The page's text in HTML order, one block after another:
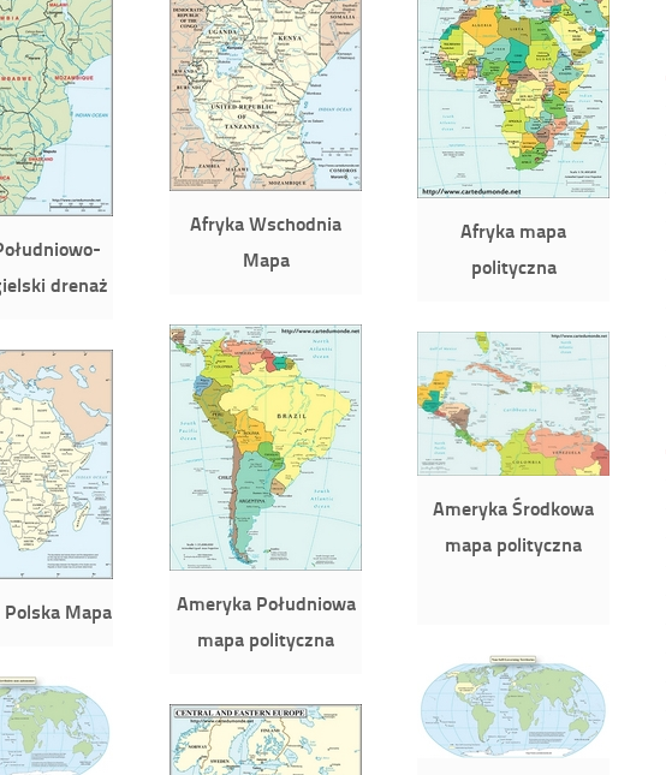
drenaż
Afryka Wschodnia
Mapa
Afryka mapa
polityczna
Ameryka Południowa
mapa polityczna
Ameryka Środkowa
mapa polityczna
Mapa